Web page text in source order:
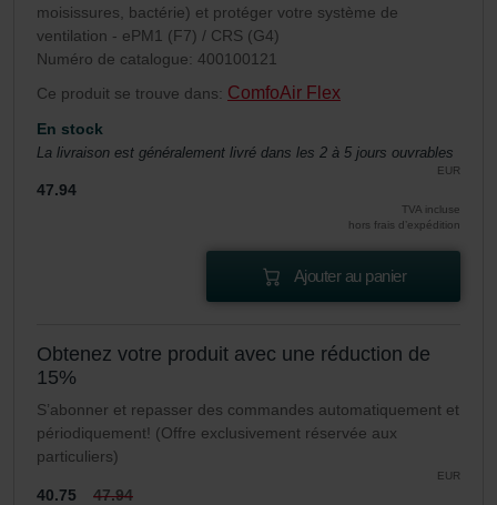
moisissures, bactérie) et protéger votre système de
ventilation - ePM1 (F7) / CRS (G4)
Numéro de catalogue: 400100121
Ce produit se trouve dans: ComfoAir Flex
En stock
La livraison est généralement livré dans les 2 à 5 jours ouvrables
EUR
47.94
TVA incluse
hors frais d’expédition
Ajouter au panier
Obtenez votre produit avec une réduction de
15%
S’abonner et repasser des commandes automatiquement et
périodiquement! (Offre exclusivement réservée aux
particuliers)
EUR
40.75 47.94